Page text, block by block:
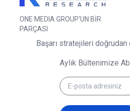
ONE MEDIA GROUP'UN BİR
PARÇASI
Başarı stratejileri
Aylık Bültenimize